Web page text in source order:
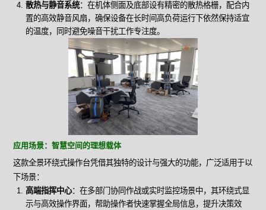
散热与静音系统：在机体侧面及底部设有精密的散热格栅，配合内
置的高效静音风扇，确保设备在长时间高负荷运行下依然保持适宜
的温度，同时避免噪音干扰工作专注度。
应用场景：智慧空间的理想载体
这款全景环绕式操作台凭借其独特的设计与强大的功能，广泛适用于以
下场景：
高端指挥中心：在多部门协同作战或实时监控场景中，其环绕式显
示与高效操作界面，帮助操作者快速掌握全局信息，提升决策效